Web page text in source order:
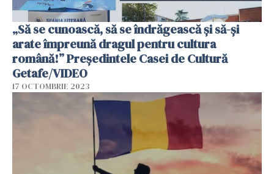
„Să se cunoască, să se îndrăgească și să-și
arate împreună dragul pentru cultura
română!” Președintele Casei de Cultură
Getafe/VIDEO
17 OCTOMBRIE 2023